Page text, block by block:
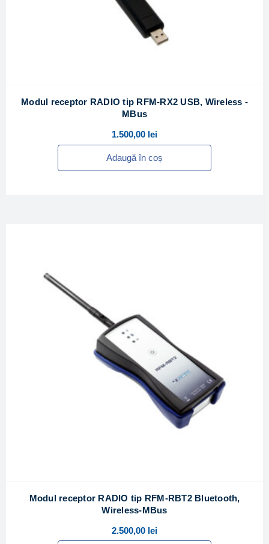
Modul receptor RADIO tip RFM-RX2 USB, Wireless -
MBus
1.500,00 lei
Adaugă în coș
Modul receptor RADIO tip RFM-RBT2 Bluetooth,
Wireless-MBus
2.500,00 lei